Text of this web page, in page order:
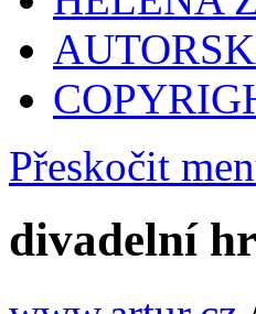
Přeskočit
divadelní